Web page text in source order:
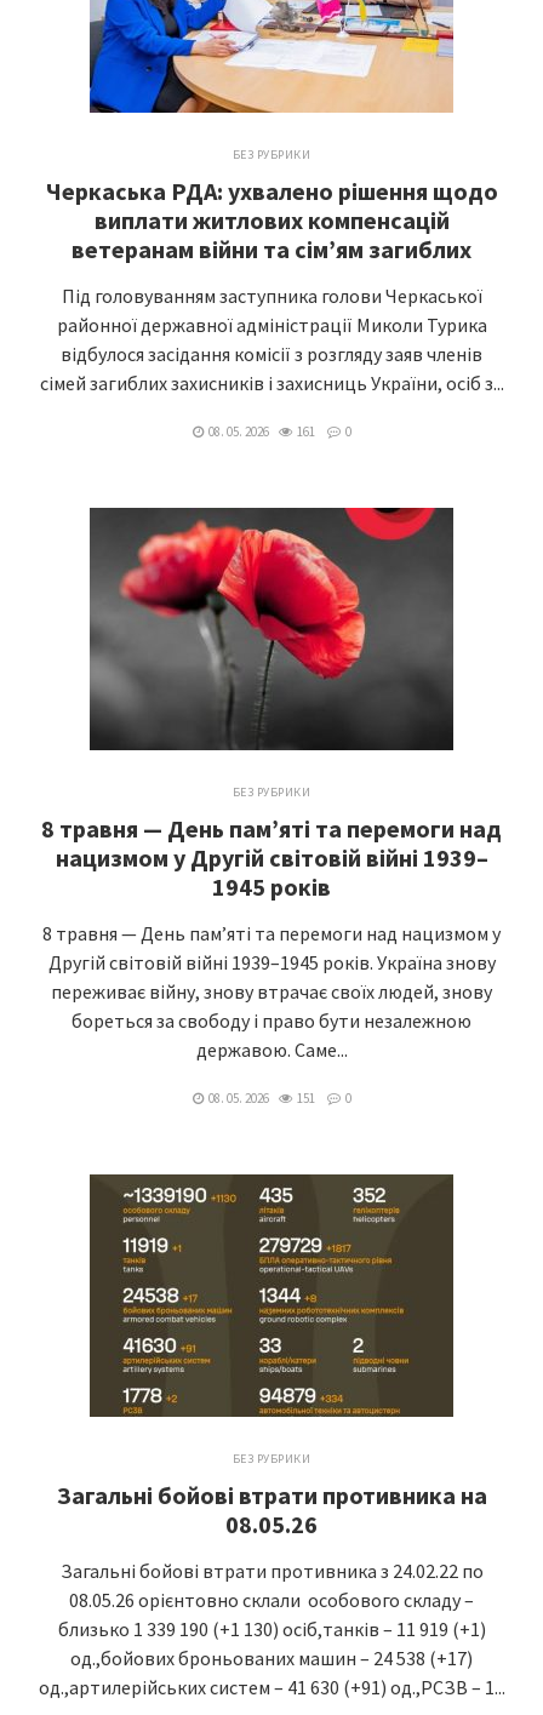
БЕЗ РУБРИКИ
Черкаська РДА: ухвалено рішення щодо
виплати житлових компенсацій
ветеранам війни та сім’ям загиблих
Під головуванням заступника голови Черкаської
районної державної адміністрації Миколи Турика
відбулося засідання комісії з розгляду заяв членів
сімей загиблих захисників і захисниць України, осіб з...
08. 05. 2026 161 0
БЕЗ РУБРИКИ
8 травня — День пам’яті та перемоги над
нацизмом у Другій світовій війні 1939–
1945 років
8 травня — День пам’яті та перемоги над нацизмом у
Другій світовій війні 1939–1945 років. Україна знову
переживає війну, знову втрачає своїх людей, знову
бореться за свободу і право бути незалежною
державою. Саме...
08. 05. 2026 151 0
БЕЗ РУБРИКИ
Загальні бойові втрати противника на
08.05.26
Загальні бойові втрати противника з 24.02.22 по
08.05.26 орієнтовно склали особового складу –
близько 1 339 190 (+1 130) осіб,танків – 11 919 (+1)
од.,бойових броньованих машин – 24 538 (+17)
од.,артилерійських систем – 41 630 (+91) од.,РСЗВ – 1...